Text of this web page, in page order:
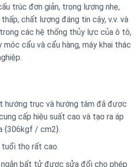
trúc đơn giản, trọng lượng nhẹ,
chất lượng đáng tin cậy, v.v. và
các hệ thống thủy lực của ô tô,
cẩu và cẩu hàng, máy khai thác
hướng trục và hướng tâm đã được
cấp hiệu suất cao và tạo ra áp
{306kgf / cm2}.
thọ rất cao.
ngắn bất tử được sửa đổi cho phép